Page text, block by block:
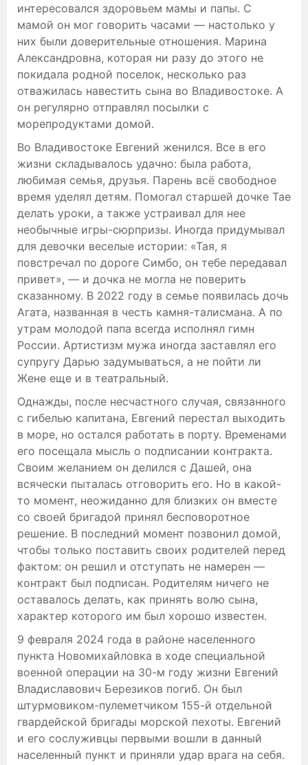
интересовался здоровьем мамы и папы. С
мамой он мог говорить часами — настолько у
них были доверительные отношения. Марина
Александровна, которая ни разу до этого не
покидала родной поселок, несколько раз
отважилась навестить сына во Владивостоке. А
он регулярно отправлял посылки с
морепродуктами домой.
Во Владивостоке Евгений женился. Все в его
жизни складывалось удачно: была работа,
любимая семья, друзья. Парень всё свободное
время уделял детям. Помогал старшей дочке Тае
делать уроки, а также устраивал для нее
необычные игры-сюрпризы. Иногда придумывал
для девочки веселые истории: «Тая, я
повстречал по дороге Симбо, он тебе передавал
привет», — и дочка не могла не поверить
сказанному. В 2022 году в семье появилась дочь
Агата, названная в честь камня-талисмана. А по
утрам молодой папа всегда исполнял гимн
России. Артистизм мужа иногда заставлял его
супругу Дарью задумываться, а не пойти ли
Жене еще и в театральный.
Однажды, после несчастного случая, связанного
с гибелью капитана, Евгений перестал выходить
в море, но остался работать в порту. Временами
его посещала мысль о подписании контракта.
Своим желанием он делился с Дашей, она
всячески пыталась отговорить его. Но в какой-
то момент, неожиданно для близких он вместе
со своей бригадой принял бесповоротное
решение. В последний момент позвонил домой,
чтобы только поставить своих родителей перед
фактом: он решил и отступать не намерен —
контракт был подписан. Родителям ничего не
оставалось делать, как принять волю сына,
характер которого им был хорошо известен.
9 февраля 2024 года в районе населенного
пункта Новомихайловка в ходе специальной
военной операции на 30-м году жизни Евгений
Владиславович Березиков погиб. Он был
штурмовиком-пулеметчиком 155-й отдельной
гвардейской бригады морской пехоты. Евгений
и его сослуживцы первыми вошли в данный
населенный пункт и приняли удар врага на себя.